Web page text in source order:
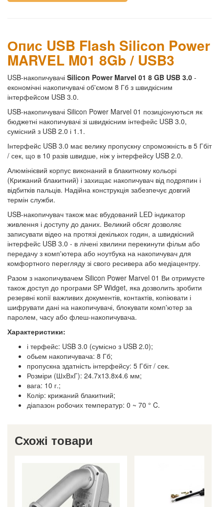
Опис USB Flash Silicon Power
MARVEL M01 8Gb / USB3
USB-накопичувачі Silicon Power Marvel 01 8 GB USB 3.0 -
економічні накопичувачі об'ємом 8 Гб з швидкісним
інтерфейсом USB 3.0.
USB-накопичувачі Silicon Power Marvel 01 позиціонуються як
бюджетні накопичувачі зі швидкісним інтефейс USB 3.0,
сумісний з USB 2.0 і 1.1.
Інтерфейс USB 3.0 має велику пропускну спроможність в 5 Гбіт
/ сек, що в 10 разів швидше, ніж у інтерфейсу USB 2.0.
Алюмінієвий корпус виконаний в блакитному кольорі
(Крижаний блакитний) і захищає накопичувач від подряпин і
відбитків пальців. Надійна конструкція забезпечує довгий
термін служби.
USB-накопичувач також має вбудований LED індикатор
живлення і доступу до даних. Великий обсяг дозволяє
записувати відео на протязі декількох годин, а швидкісний
інтерфейс USB 3.0 - в лічені хвилини перекинути фільм або
передачу з комп'ютера або ноутбука на накопичувач для
комфортного перегляду зі свого ресивера або медіацентру.
Разом з накопичувачем Silicon Power Marvel 01 Ви отримуєте
також доступ до програми SP Widget, яка дозволить зробити
резервні копії важливих документів, контактів, копіювати і
шифрувати дані на накопичувачі, блокувати комп'ютер за
паролем, часу або флеш-накопичувача.
Характеристики:
і терфейс: USB 3.0 (сумісно з USB 2.0);
обьем накопичувача: 8 Гб;
пропускна здатність інтерфейсу: 5 Гбіт / сек.
Розміри (ШхВхГ): 24.7x13.8x4.6 мм;
вага: 10 г.;
Колір: крижаний блакитний;
діапазон робочих температур: 0 ~ 70 ° C.
Схожі товари